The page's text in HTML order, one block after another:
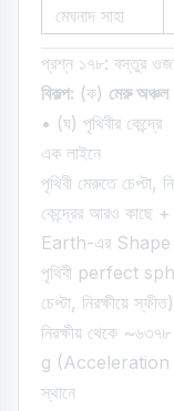
মেঘনাদ সাহা
প্রশ্ন ১৭৮: বস্তুর ওজন
বিকল্প: (ক) মেরু অঞ্চল
• (ঘ) পৃথিবীর কেন্দ্রে
এক লাইনে
পৃথিবী মেরুতে চেপ্টা,
কেন্দ্রের আরও
Earth-এর Shape
পৃথিবী perfect
চেপ্টা, নিরক্ষীয়ে
নিরক্ষীয় থেকে
g (Acceleration
স্থানে